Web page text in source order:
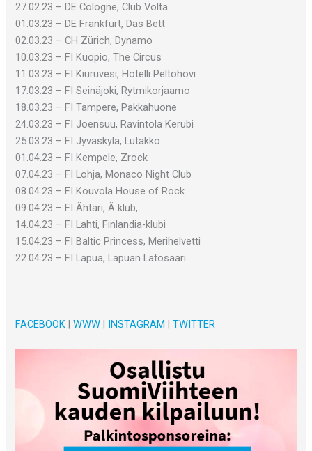
27.02.23 – DE Cologne, Club Volta
01.03.23 – DE Frankfurt, Das Bett
02.03.23 – CH Zürich, Dynamo
10.03.23 – FI Kuopio, The Circus
11.03.23 – FI Kiuruvesi, Hotelli Peltohovi
17.03.23 – FI Seinäjoki, Rytmikorjaamo
18.03.23 – FI Tampere, Pakkahuone
24.03.23 – FI Joensuu, Ravintola Kerubi
25.03.23 – FI Jyväskylä, Lutakko
01.04.23 – FI Kempele, Zrock
07.04.23 – FI Lohja, Monaco Night Club
08.04.23 – FI Kouvola House of Rock
09.04.23 – FI Ähtäri, Ä klub,
14.04.23 – FI Lahti, Finlandia-klubi
15.04.23 – FI Baltic Princess, Merihelvetti
22.04.23 – FI Lapua, Lapuan Latosaari
FACEBOOK|WWW| INSTAGRAM|TWITTER